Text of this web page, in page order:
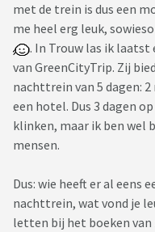
met de trein is dus een
me heel erg leuk,
. In Trouw las ik
van GreenCityTrip. Zij
nachttrein van 5 dagen:
een hotel. Dus 3 dagen
klinken, maar ik ben wel
mensen.
Dus: wie heeft er al eens
nachttrein, wat vond je
letten bij het boeken van